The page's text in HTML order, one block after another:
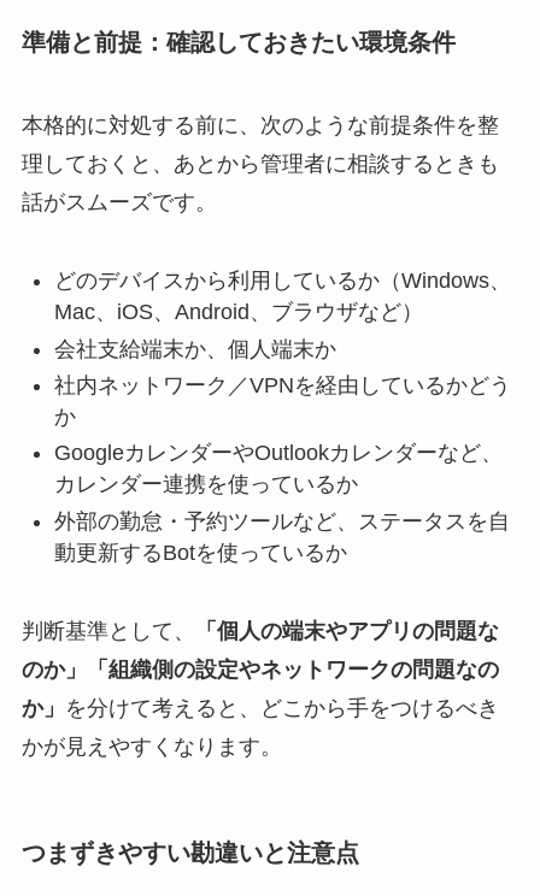
準備と前提：確認しておきたい環境条件
本格的に対処する前に、次のような前提条件を整
理しておくと、あとから管理者に相談するときも
話がスムーズです。
どのデバイスから利用しているか（Windows、
Mac、iOS、Android、ブラウザなど）
会社支給端末か、個人端末か
社内ネットワーク／VPNを経由しているかどう
か
GoogleカレンダーやOutlookカレンダーなど、
カレンダー連携を使っているか
外部の勤怠・予約ツールなど、ステータスを自
動更新するBotを使っているか
判断基準として、
「個人の端末やアプリの問題な
のか」「組織側の設定やネットワークの問題なの
か」 を分けて考えると、どこから手をつけるべき
かが見えやすくなります。
つまずきやすい勘違いと注意点